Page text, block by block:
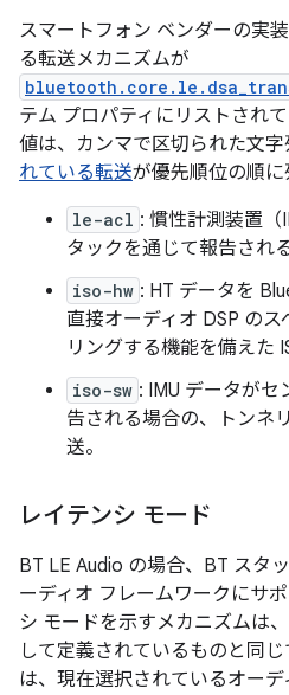
スマートフォン ベンダーの実
る転送メカニズムが
テム プロパティにリストされ
値は、カンマで区切られた文字
れている転送が優先順位の順に
le-acl : 慣性計測装置（
タックを通じて報告され
iso-hw : HT データを
直接オーディオ DSP の
リングする機能を備えた
iso-sw : IMU データが
告される場合の、トンネ
送。
レイテンシ モード
BT LE Audio の場合、BT スタ
ーディオ フレームワークにサ
シ モードを示すメカニズムは
して定義されているものと同
は、現在選択されているオーデ